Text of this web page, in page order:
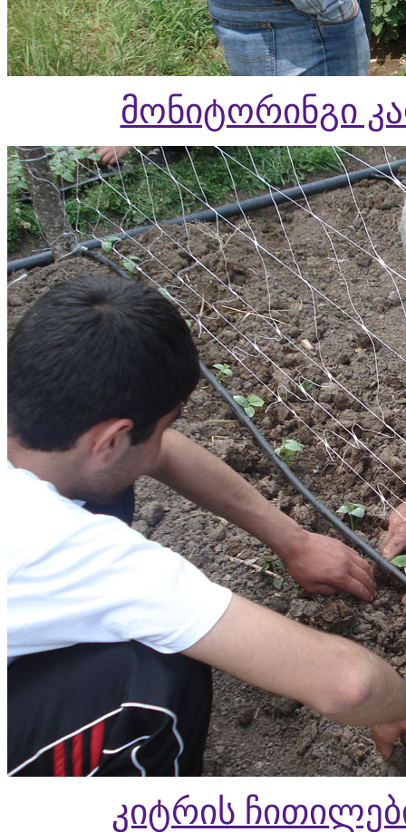
მონიტორინგი
კიტრის